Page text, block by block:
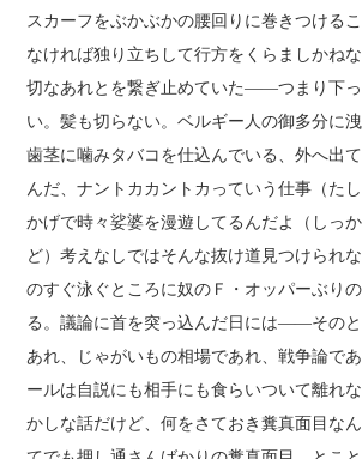
スカーフをぶかぶかの腰回りに巻きつける
なければ独り立ちして行方をくらましかね
切なあれとを繋ぎ止めていた――つまり下
い。髪も切らない。ベルギー人の御多分に
歯茎に噛みタバコを仕込んでいる、外へ出
んだ、ナントカカントカっていう仕事（た
かげで時々娑婆を漫遊してるんだよ（しっ
ど）考えなしではそんな抜け道見つけられ
のすぐ泳ぐところに奴のＦ・オッパーぶり
る。議論に首を突っ込んだ日には――その
あれ、じゃがいもの相場であれ、戦争論で
ールは自説にも相手にも食らいついて離れ
かしな話だけど、何をさておき糞真面目な